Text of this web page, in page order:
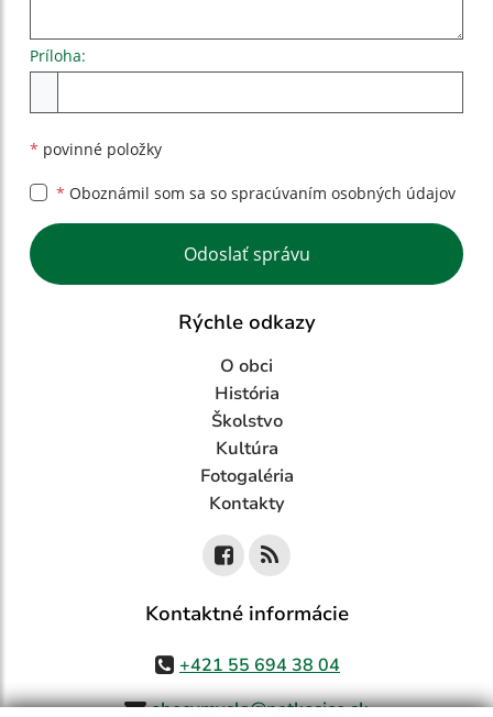
Príloha:
* povinné položky
* Oboznámil som sa so spracúvaním osobných údajov
Google reCaptcha Response
Odoslať správu
Rýchle odkazy
O obci
História
Školstvo
Kultúra
Fotogaléria
Kontakty
Kontaktné informácie
+421 55 694 38 04
obecvmysla@netkosice.sk